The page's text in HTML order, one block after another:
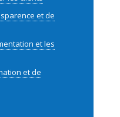
et de
et les
et de